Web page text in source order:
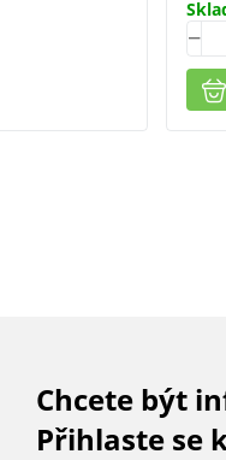
Chcete být
Přihlaste se